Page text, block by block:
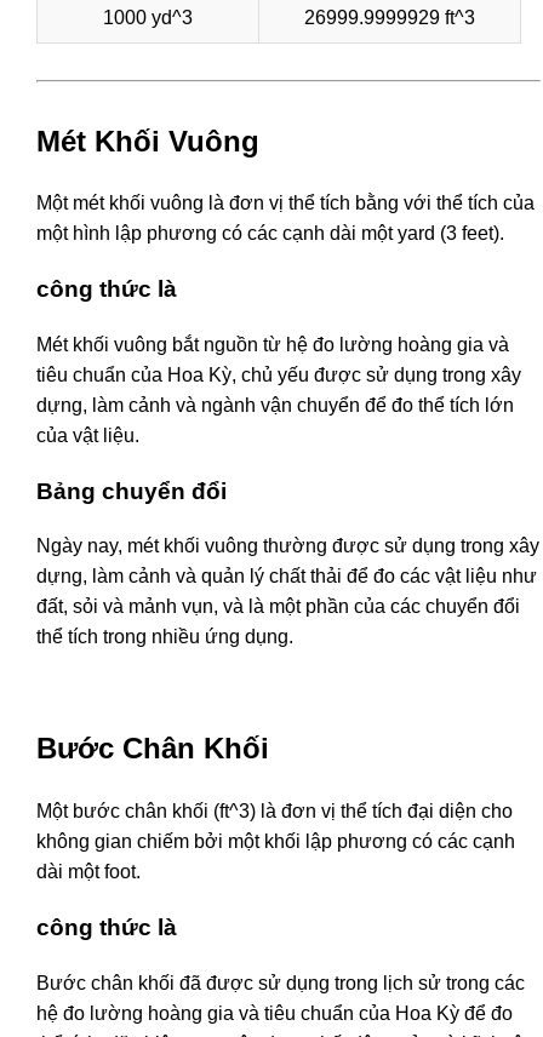
1000 yd^3 26999.9999929 ft^3
Mét Khối Vuông
Một mét khối vuông là đơn vị thể tích bằng với thể tích của
một hình lập phương có các cạnh dài một yard (3 feet).
công thức là
Mét khối vuông bắt nguồn từ hệ đo lường hoàng gia và
tiêu chuẩn của Hoa Kỳ, chủ yếu được sử dụng trong xây
dựng, làm cảnh và ngành vận chuyển để đo thể tích lớn
của vật liệu.
Bảng chuyển đổi
Ngày nay, mét khối vuông thường được sử dụng trong xây
dựng, làm cảnh và quản lý chất thải để đo các vật liệu như
đất, sỏi và mảnh vụn, và là một phần của các chuyển đổi
thể tích trong nhiều ứng dụng.
Bước Chân Khối
Một bước chân khối (ft^3) là đơn vị thể tích đại diện cho
không gian chiếm bởi một khối lập phương có các cạnh
dài một foot.
công thức là
Bước chân khối đã được sử dụng trong lịch sử trong các
hệ đo lường hoàng gia và tiêu chuẩn của Hoa Kỳ để đo